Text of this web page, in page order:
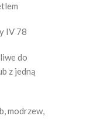
IV 78
do
z jedną
modrzew,